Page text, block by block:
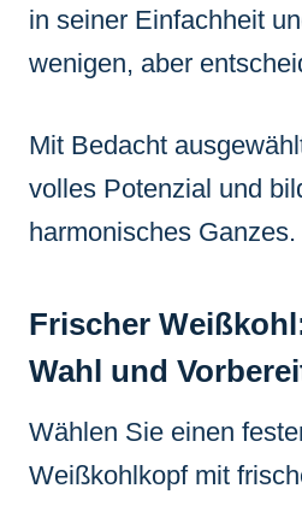
in seiner Einfachheit
wenigen, aber
Mit Bedacht
volles Potenzial und
harmonisches Ganzes.
Frischer
Wahl und
Wählen Sie einen
Weißkohlkopf mit